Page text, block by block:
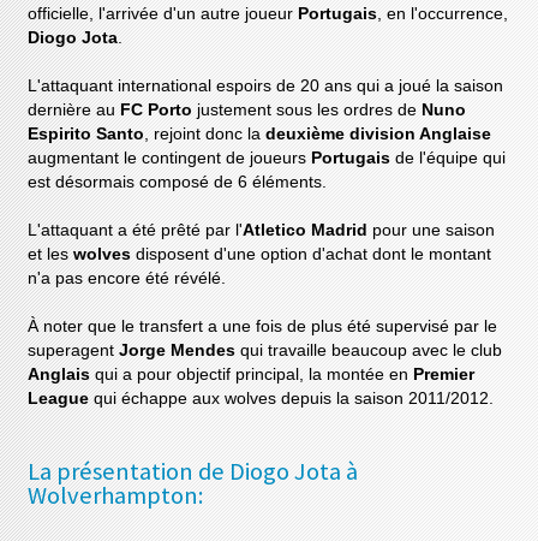
officielle, l'arrivée d'un autre joueur Portugais , en l'occurrence,
Diogo Jota
L'attaquant international espoirs de 20 ans qui a joué la saison
dernière au FC Portojustement sous les ordres de Nuno
Espirito Santo , rejoint donc ladeuxième division Anglaise
augmentant le contingent de joueurs Portugaisde l'équipe qui
est désormais composé de 6 éléments.
L'attaquant a été prêté par l'Atletico Madrid pour une saison
et leswolvesdisposent d'une option d'achat dont le montant
n'a pas encore été révélé.
À noter que le transfert a une fois de plus été supervisé par le
superagentJorge Mendes qui travaille beaucoup avec le club
Anglaisqui a pour objectif principal, la montée en Premier
Leaguequi échappe aux wolves depuis la saison 2011/2012.
La présentation de Diogo Jota à
Wolverhampton: